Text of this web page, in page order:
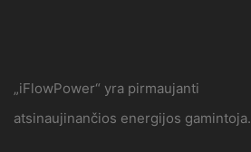
„iFlowPower“ yra pirmaujanti
atsinaujinančios energijos gamintoja.